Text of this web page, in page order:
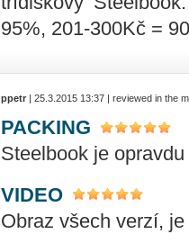
95%, 201-300Kč =
ppetr | 25.3.2015 13:37 | reviewed in the
PACKING
Steelbook je
VIDEO
Obraz všech verzí, je